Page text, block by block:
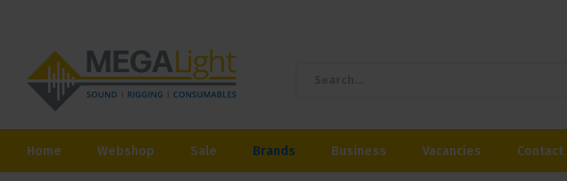
Home Webshop Sale Brands Business Vacancies Contact